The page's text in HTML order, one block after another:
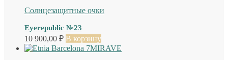
Солнцезащитные очки
Eyerepublic №23
10 900,00 ₽ В корзину